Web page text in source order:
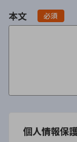
本文 必須
個人情報保